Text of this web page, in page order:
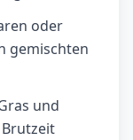
oder
gemischten
und